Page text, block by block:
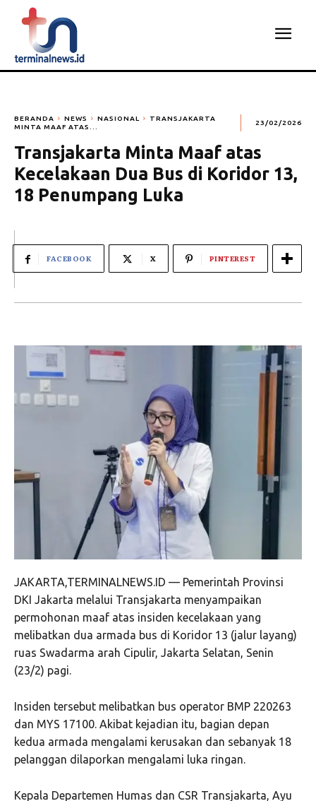
BERANDA NEWS NASIONAL
TRANSJAKARTA
MINTA MAAF ATAS...
23/02/2026
Transjakarta Minta Maaf atas
Kecelakaan Dua Bus di Koridor 13,
18 Penumpang Luka
FACEBOOK X PINTEREST
JAKARTA,TERMINALNEWS.ID — Pemerintah Provinsi
DKI Jakarta melalui Transjakarta menyampaikan
permohonan maaf atas insiden kecelakaan yang
melibatkan dua armada bus di Koridor 13 (jalur layang)
ruas Swadarma arah Cipulir, Jakarta Selatan, Senin
(23/2) pagi.
Insiden tersebut melibatkan bus operator BMP 220263
dan MYS 17100. Akibat kejadian itu, bagian depan
kedua armada mengalami kerusakan dan sebanyak 18
pelanggan dilaporkan mengalami luka ringan.
Kepala Departemen Humas dan CSR Transjakarta, Ayu